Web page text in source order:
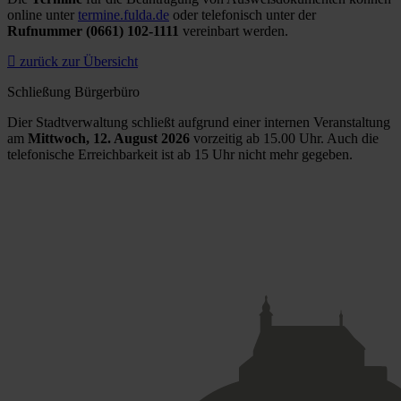
online unter termine.fulda.de oder telefonisch unter der
Rufnummer (0661) 102-1111 vereinbart werden.
zurück zur Übersicht
Schließung Bürgerbüro
Dier Stadtverwaltung schließt aufgrund einer internen Veranstaltung
am Mittwoch, 12. August 2026 vorzeitig ab 15.00 Uhr. Auch die
telefonische Erreichbarkeit ist ab 15 Uhr nicht mehr gegeben.